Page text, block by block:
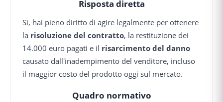
Risposta diretta
Sì, hai pieno diritto di agire legalmente per ottenere
la risoluzione del contratto, la restituzione dei
14.000 euro pagati e il risarcimento del danno
causato dall'inadempimento del venditore, incluso
il maggior costo del prodotto oggi sul mercato.
Quadro normativo